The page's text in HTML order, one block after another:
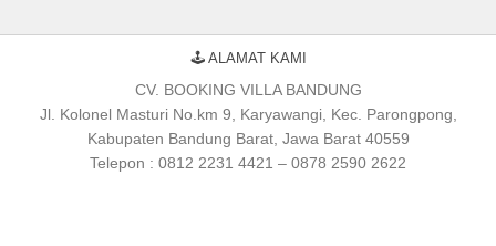
🕹 ALAMAT KAMI
CV. BOOKING VILLA BANDUNG
Jl. Kolonel Masturi No.km 9, Karyawangi, Kec. Parongpong,
Kabupaten Bandung Barat, Jawa Barat 40559
Telepon : 0812 2231 4421 – 0878 2590 2622